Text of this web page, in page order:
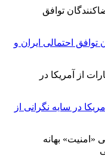
احتمالی ایران و
در سایه نگرانی از